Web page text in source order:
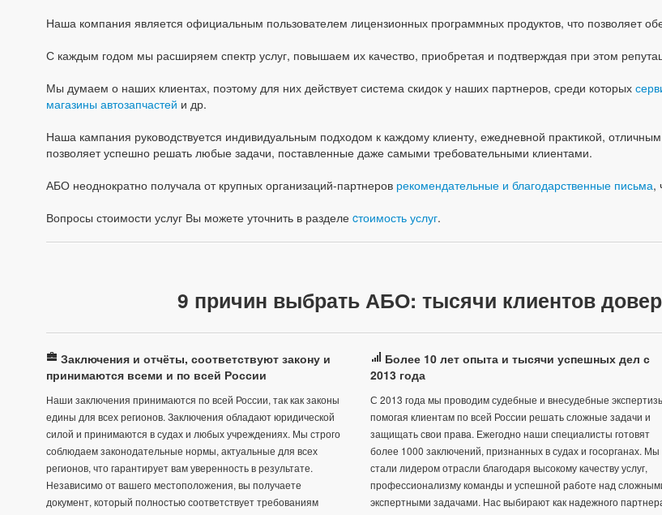
Наша компания является официальным пользователем лицензионных программных продуктов, что позволяет
С каждым годом мы расширяем спектр услуг, повышаем их качество, приобретая и подтверждая при этом
Мы думаем о наших клиентах, поэтому для них действует система скидок у наших партнеров, среди которых
магазины автозапчастей и др.
Наша кампания руководствуется индивидуальным подходом к каждому клиенту, ежедневной практикой,
позволяет успешно решать любые задачи, поставленные даже самыми требовательными клиентами.
АБО неоднократно получала от крупных организаций-партнеров рекомендательные и благодарственные письма,
Вопросы стоимости услуг Вы можете уточнить в разделе cтоимость услуг.
9 причин выбрать АБО: тысячи клиентов
Заключения и отчёты, соответствуют закону и
принимаются всеми и по всей России
Наши заключения принимаются по всей России, так как законы
едины для всех регионов. Заключения обладают юридической
силой и принимаются в судах и любых учреждениях. Мы строго
соблюдаем законодательные нормы, актуальные для всех
регионов, что гарантирует вам уверенность в результате.
Независимо от вашего местоположения, вы получаете
документ, который полностью соответствует требованиям
Более 10 лет опыта и тысячи успешных дел с
2013 года
С 2013 года мы проводим судебные и внесудебные
помогая клиентам по всей России решать сложные задачи и
защищать свои права. Ежегодно наши специалисты готовят
более 1000 заключений, признанных в судах и госорганах. Мы
стали лидером отрасли благодаря высокому качеству услуг,
профессионализму команды и успешной работе над
экспертными задачами. Нас выбирают как надежного